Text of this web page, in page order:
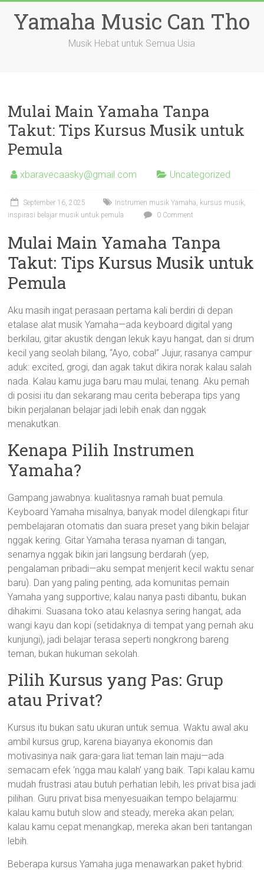
contentYamaha Music Can Tho
Musik Hebat untuk Semua Usia
Mulai Main Yamaha Tanpa
Takut: Tips Kursus Musik untuk
Pemula
xbaravecaasky@gmail.com Uncategorized
September 16, 2025
Instrumen musik Yamaha, kursus musik,
inspirasi belajar musik untuk pemula
0 Comment
Mulai Main Yamaha Tanpa
Takut: Tips Kursus Musik untuk
Pemula
Aku masih ingat perasaan pertama kali berdiri di depan
etalase alat musik Yamaha—ada keyboard digital yang
berkilau, gitar akustik dengan lekuk kayu hangat, dan si drum
kecil yang seolah bilang, “Ayo, coba!” Jujur, rasanya campur
aduk: excited, grogi, dan agak takut dikira norak kalau salah
nada. Kalau kamu juga baru mau mulai, tenang. Aku pernah
di posisi itu dan sekarang mau cerita beberapa tips yang
bikin perjalanan belajar jadi lebih enak dan nggak
menakutkan.
Kenapa Pilih Instrumen
Yamaha?
Gampang jawabnya: kualitasnya ramah buat pemula.
Keyboard Yamaha misalnya, banyak model dilengkapi fitur
pembelajaran otomatis dan suara preset yang bikin belajar
nggak kering. Gitar Yamaha terasa nyaman di tangan,
senarnya nggak bikin jari langsung berdarah (yep,
pengalaman pribadi—aku sempat menjerit kecil waktu senar
baru). Dan yang paling penting, ada komunitas pemain
Yamaha yang supportive; kalau nanya pasti dibantu, bukan
dihakimi. Suasana toko atau kelasnya sering hangat, ada
wangi kayu dan kopi (setidaknya di tempat yang pernah aku
kunjungi), jadi belajar terasa seperti nongkrong bareng
teman, bukan hukuman sekolah.
Pilih Kursus yang Pas: Grup
atau Privat?
Kursus itu bukan satu ukuran untuk semua. Waktu awal aku
ambil kursus grup, karena biayanya ekonomis dan
motivasinya naik gara-gara liat teman lain maju—ada
semacam efek ‘ngga mau kalah’ yang baik. Tapi kalau kamu
mudah frustrasi atau butuh perhatian lebih, les privat bisa jadi
pilihan. Guru privat bisa menyesuaikan tempo belajarmu:
kalau kamu butuh slow and steady, mereka akan pelan;
kalau kamu cepat menangkap, mereka akan beri tantangan
lebih.
Beberapa kursus Yamaha juga menawarkan paket hybrid: